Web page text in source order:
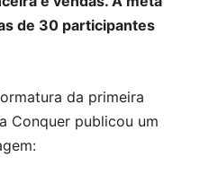
de 30 participantes
da primeira
Conquer publicou um